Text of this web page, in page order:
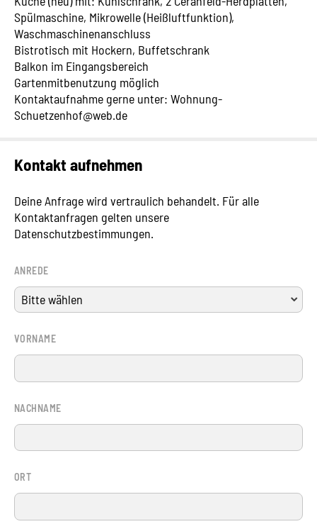
Spülmaschine, Mikrowelle (Heißluftfunktion),
Waschmaschinenanschluss
Bistrotisch mit Hockern, Buffetschrank
Balkon im Eingangsbereich
Gartenmitbenutzung möglich
Kontaktaufnahme gerne unter: Wohnung-
Schuetzenhof@web.de
Kontakt aufnehmen
Deine Anfrage wird vertraulich behandelt. Für alle
Kontaktanfragen gelten unsere
Datenschutzbestimmungen.
ANREDE
VORNAME
NACHNAME
ORT